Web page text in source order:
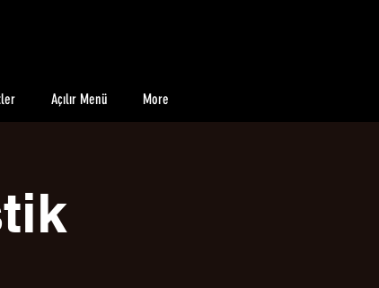
Açılır Menü More